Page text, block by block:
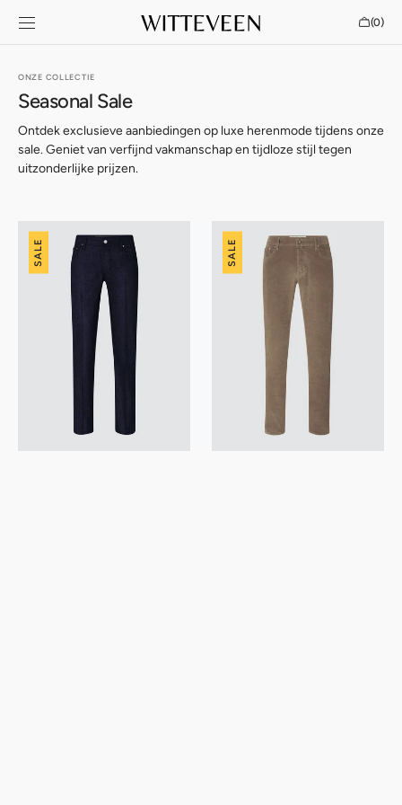
CONTENT
Cart
(0)
0
ONZE COLLECTIE
Seasonal Sale
Ontdek exclusieve aanbiedingen op luxe herenmode tijdens onze
sale. Geniet van verfijnd vakmanschap en tijdloze stijl tegen
uitzonderlijke prijzen.
Jacob
Cohën
Nick
SALE
Jacob
Cohën
Nick
Corduroy
SALE